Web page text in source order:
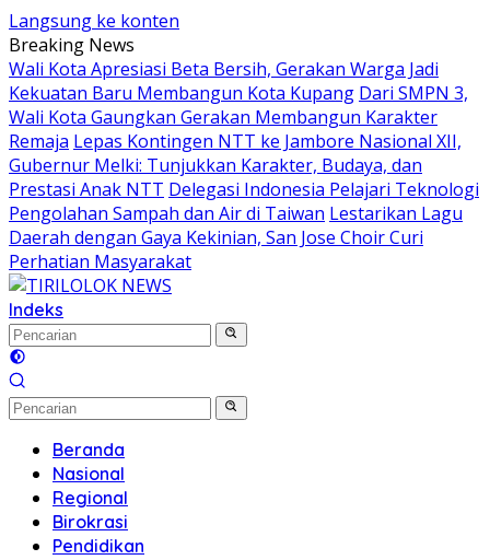
Langsung ke konten
Breaking News
Wali Kota Apresiasi Beta Bersih, Gerakan Warga Jadi
Kekuatan Baru Membangun Kota Kupang Dari SMPN 3,
Wali Kota Gaungkan Gerakan Membangun Karakter
Remaja Lepas Kontingen NTT ke Jambore Nasional XII,
Gubernur Melki: Tunjukkan Karakter, Budaya, dan
Prestasi Anak NTT Delegasi Indonesia Pelajari Teknologi
Pengolahan Sampah dan Air di Taiwan Lestarikan Lagu
Daerah dengan Gaya Kekinian, San Jose Choir Curi
Perhatian Masyarakat
Indeks
Beranda
Nasional
Regional
Birokrasi
Pendidikan